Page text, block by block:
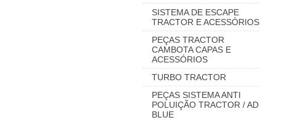
SISTEMA DE ESCAPE
TRACTOR E ACESSÓRIOS
PEÇAS TRACTOR
CAMBOTA CAPAS E
ACESSÓRIOS
TURBO TRACTOR
PEÇAS SISTEMA ANTI
POLUIÇÃO TRACTOR / AD
BLUE